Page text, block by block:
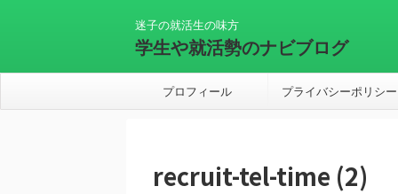
迷子の就活生の味方
学生や就活勢のナビブログ
プロフィール プライバシーポリシー
recruit-tel-time (2)